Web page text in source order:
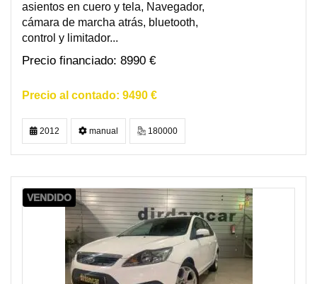
asientos en cuero y tela, Navegador,
cámara de marcha atrás, bluetooth,
control y limitador...
8990 €
9490 €
2012 manual 180000
VENDIDO